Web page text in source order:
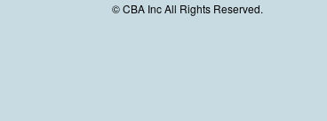
© CBA Inc All Rights Reserved.